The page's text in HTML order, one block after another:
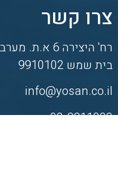
צרו קשר
רח' היצירה 6 א.ת. מערבי
בית שמש 9910102
info@yosan.co.il
02-9911833